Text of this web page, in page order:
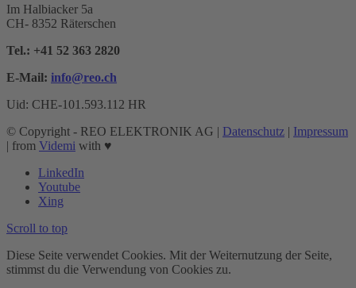
Im Halbiacker 5a
CH- 8352 Räterschen
Tel.: +41 52 363 2820
E-Mail: info@reo.ch
Uid: CHE-101.593.112 HR
© Copyright - REO ELEKTRONIK AG | Datenschutz | Impressum
| from Videmi with ♥︎
LinkedIn
Youtube
Xing
Scroll to top
Diese Seite verwendet Cookies. Mit der Weiternutzung der Seite,
stimmst du die Verwendung von Cookies zu.